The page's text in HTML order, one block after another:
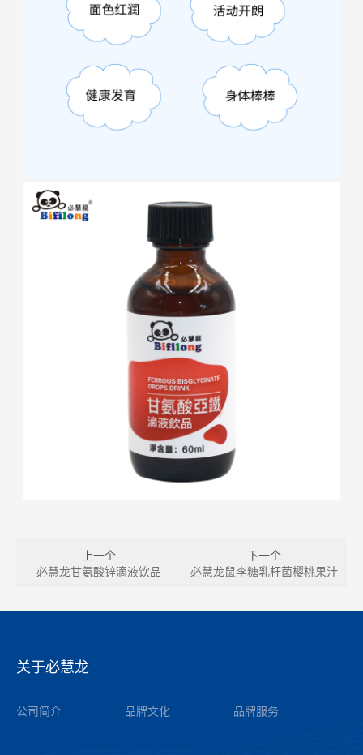
上一个
必慧龙甘氨酸锌滴液饮品
下一个
必慧龙鼠李糖乳杆菌樱桃果汁
关于必慧龙
公司简介
品牌文化 品牌服务